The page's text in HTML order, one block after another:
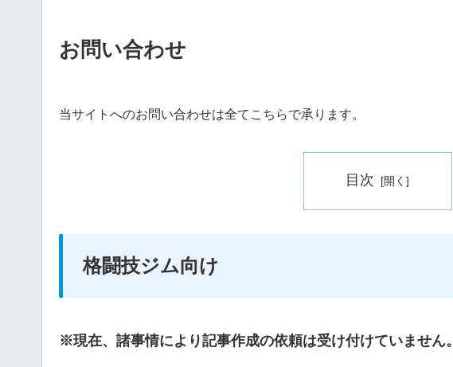
お問い合わせ
当サイトへのお問い合わせは全てこちらで承ります。
目次
格闘技ジム向け
※現在、諸事情により記事作成の依頼は受け付けていません。